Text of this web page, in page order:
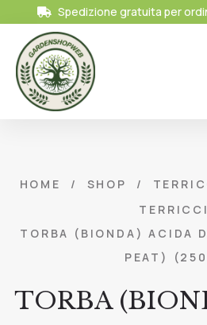
Spedizione gratuita per
HOME / SHOP /
TERRICCI
TORBA (BIONDA) ACIDA
PEAT)
TORBA